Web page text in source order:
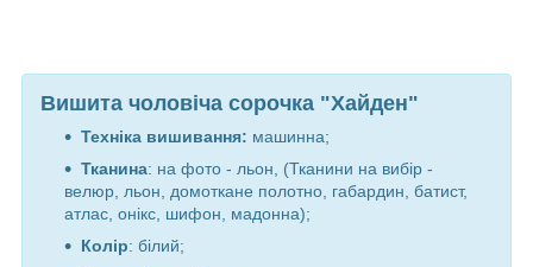
Вишита чоловіча сорочка "Хайден"
Техніка вишивання: машинна;
Тканина: на фото - льон, (Тканини на вибір -
велюр, льон, домоткане полотно, габардин, батист,
атлас, онікс, шифон, мадонна);
Колір: білий;